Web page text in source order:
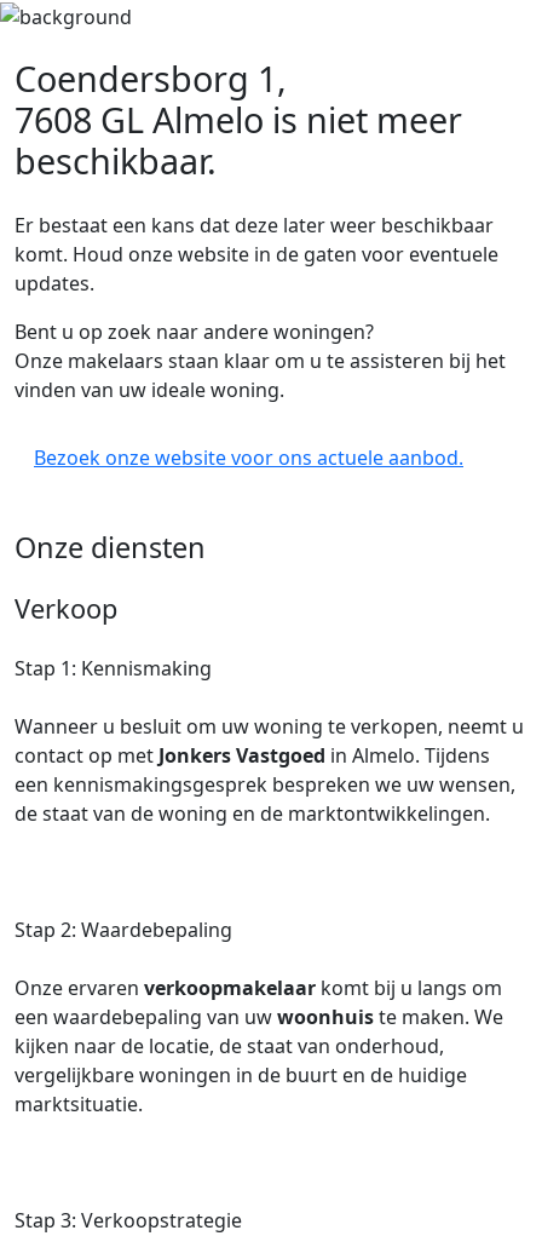
Coendersborg 1,
7608 GL Almelo is niet meer
beschikbaar.
Er bestaat een kans dat deze later weer beschikbaar
komt. Houd onze website in de gaten voor eventuele
updates.
Bent u op zoek naar andere woningen?
Onze makelaars staan klaar om u te assisteren bij het
vinden van uw ideale woning.
Bezoek onze website voor ons actuele aanbod.
Onze diensten
Verkoop
Stap 1: Kennismaking
Wanneer u besluit om uw woning te verkopen, neemt u
contact op met Jonkers Vastgoed in Almelo. Tijdens
een kennismakingsgesprek bespreken we uw wensen,
de staat van de woning en de marktontwikkelingen.
Stap 2: Waardebepaling
Onze ervaren verkoopmakelaar komt bij u langs om
een waardebepaling van uwwoonhuiste maken. We
kijken naar de locatie, de staat van onderhoud,
vergelijkbare woningen in de buurt en de huidige
marktsituatie.
Stap 3: Verkoopstrategie